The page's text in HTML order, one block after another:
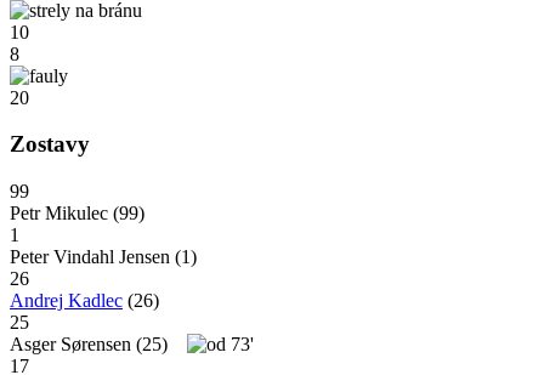
10
8
20
Zostavy
99
Petr Mikulec (99)
1
Peter Vindahl Jensen (1)
26
Andrej Kadlec (26)
25
Asger Sørensen (25)
73'
17